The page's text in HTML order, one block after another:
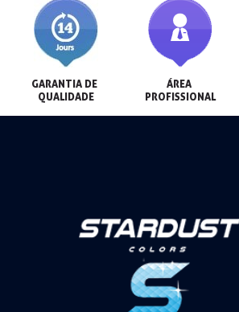
GARANTIA DE
QUALIDADE
ÁREA
PROFISSIONAL